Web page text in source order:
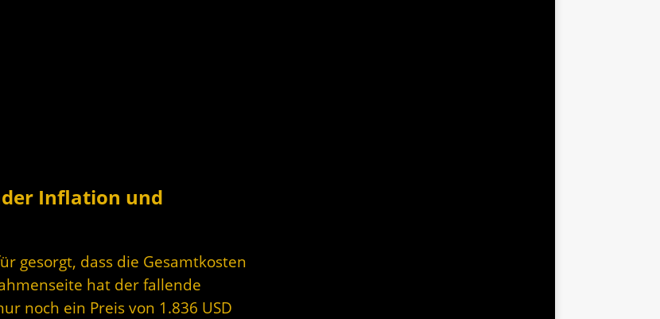
Inflation und
gesorgt, dass die Gesamtkosten
hat der fallende
noch ein Preis von 1.836 USD